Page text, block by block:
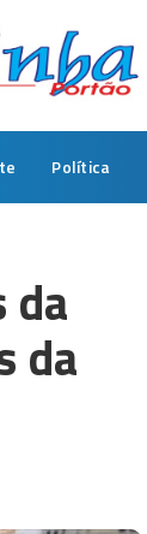
Política
da
da